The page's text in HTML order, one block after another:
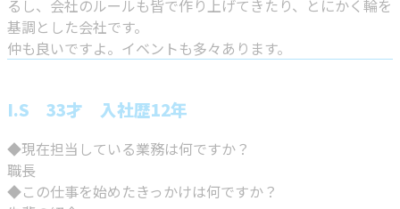
るし、会社のルールも皆で作り上げてきたり、とにかく輪を
基調とした会社です。
仲も良いですよ。イベントも多々あります。
I.S 33才 入社歴12年
◆現在担当している業務は何ですか？
職長
◆この仕事を始めたきっかけは何ですか？